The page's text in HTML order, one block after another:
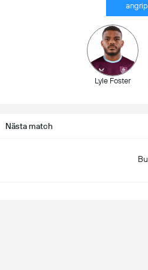
Nästa match
Lyle Foster